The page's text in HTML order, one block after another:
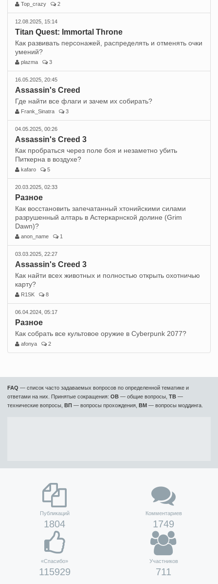
Top_crazy 2
12.08.2025, 15:14
Titan Quest: Immortal Throne
Как развивать персонажей, распределять и отменять очки
умений?
plazma 3
16.05.2025, 20:45
Assassin's Creed
Где найти все флаги и зачем их собирать?
Frank_Sinatra 3
04.05.2025, 00:26
Assassin's Creed 3
Как пробраться через поле боя и незаметно убить
Питкерна в воздухе?
kafaro 5
20.03.2025, 02:33
Разное
Как восстановить запечатанный хтонийскими силами
разрушенный алтарь в Астеркарнской долине (Grim
Dawn)?
anon_name 1
03.03.2025, 22:27
Assassin's Creed 3
Как найти всех животных и полностью открыть охотничью
карту?
R1SK 8
06.04.2024, 05:17
Разное
Как собрать все культовое оружие в Cyberpunk 2077?
afonya 2
FAQ — список часто задаваемых вопросов по определенной тематике и
ответами на них. Принятые сокращения: ОВ — общие вопросы, ТВ —
технические вопросы, ВП — вопросы прохождения, ВМ — вопросы моддинга.
Публикаций
1804
Комментариев
1749
«Спасибо»
115929
Участников
711